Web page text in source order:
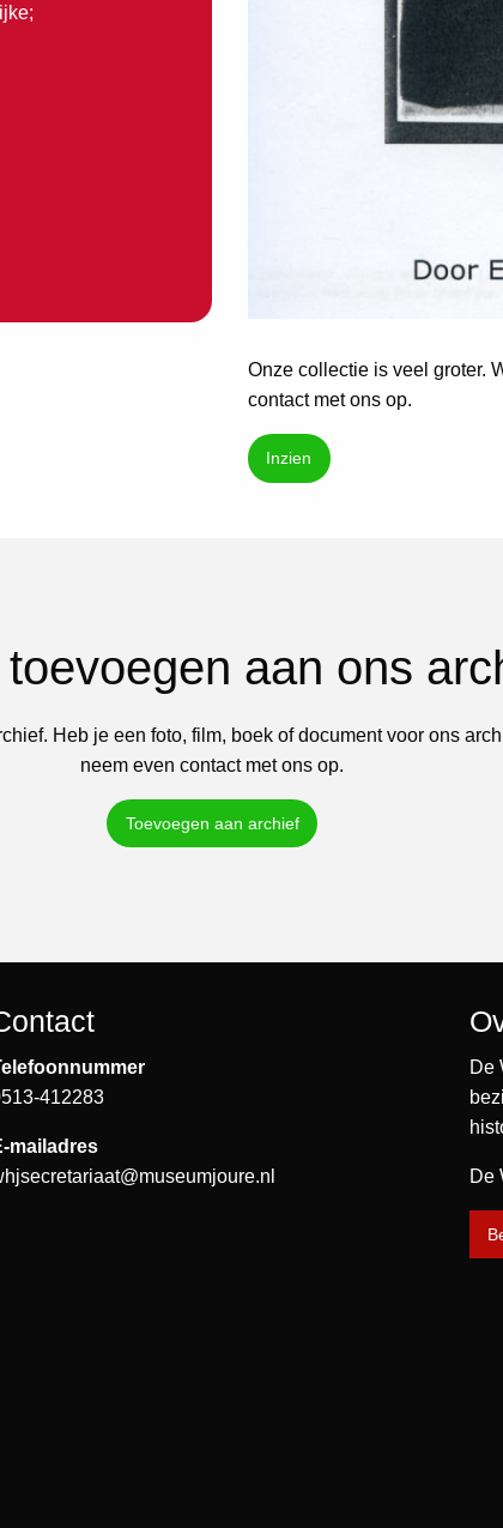
Onze collectie is veel groter.
contact met ons op.
Inzien
aan ons
Heb je een foto, film, boek of document voor ons
neem even contact met ons op.
Toevoegen aan archief
412283
mailadres
De
De